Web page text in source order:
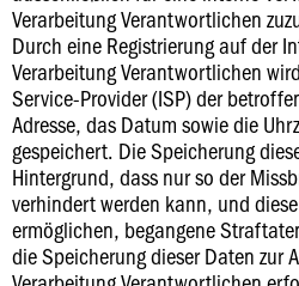
Verarbeitung Verantwortlichen
Durch eine Registrierung auf der
Verarbeitung Verantwortlichen
Service-Provider (ISP) der
Adresse, das Datum sowie die
gespeichert. Die Speicherung
Hintergrund, dass nur so der
verhindert werden kann, und
ermöglichen, begangene
die Speicherung dieser Daten zur